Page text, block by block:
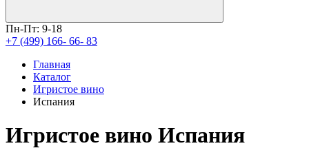
Пн-Пт: 9-18
+7 (499) 166- 66- 83
Главная
Каталог
Игристое вино
Испания
Игристое вино Испания